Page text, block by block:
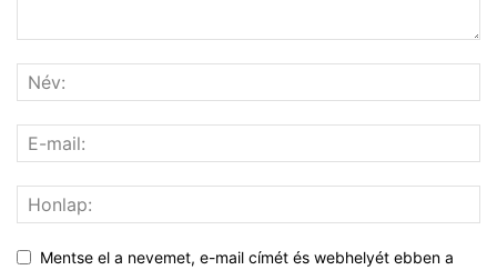
Mentse el a nevemet, e-mail címét és webhelyét ebben a